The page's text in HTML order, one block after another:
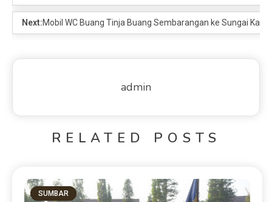
Next:Mobil WC Buang Tinja Buang Sembarangan ke Sungai
admin
RELATED POSTS
SUMBAR